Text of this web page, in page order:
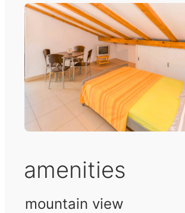
amenities
mountain view